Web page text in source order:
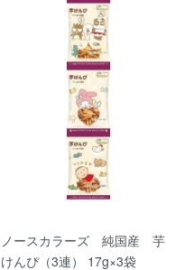
ノースカラーズ 純国産 芋
けんぴ（3連） 17g×3袋